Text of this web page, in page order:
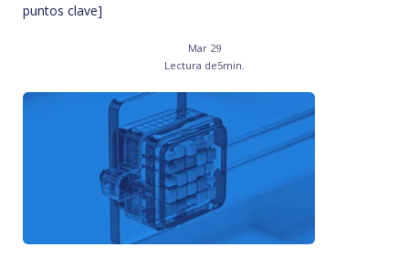
puntos clave]
Mar 29
Lectura de5min.